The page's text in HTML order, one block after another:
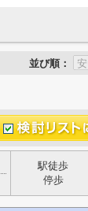
並び順：
駅徒歩
停歩